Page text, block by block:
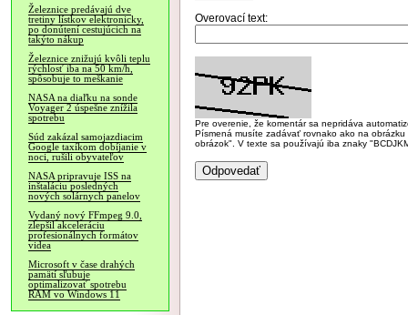
Železnice predávajú dve
tretiny lístkov elektronicky,
po donútení cestujúcich na
takýto nákup
Železnice znižujú kvôli teplu
rýchlosť iba na 50 km/h,
spôsobuje to meškanie
NASA na diaľku na sonde
Voyager 2 úspešne znížila
spotrebu
Súd zakázal samojazdiacim
Google taxíkom dobíjanie v
noci, rušili obyvateľov
NASA pripravuje ISS na
inštaláciu posledných
nových solárnych panelov
Vydaný nový FFmpeg 9.0,
zlepšil akceleráciu
profesionálnych formátov
videa
Microsoft v čase drahých
pamätí sľubuje
optimalizovať spotrebu
RAM vo Windows 11
Overovací text:
Pre overenie, že komentár sa nepridáva
Písmená musíte zadávať rovnako ako na
obrázok". V texte sa používajú iba znaky